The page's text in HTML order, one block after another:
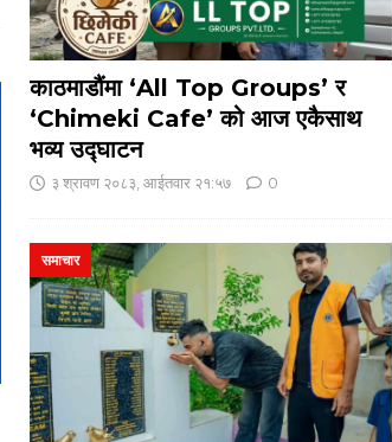
काठमाडौंमा ‘All Top Groups’ र
‘Chimeki Cafe’ को आज एकैसाथ
भव्य उद्घाटन
३ श्रावण २०८३, आईतवार २१:५७ 0
समाचार